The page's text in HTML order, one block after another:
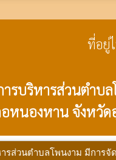
ารส่วนตำบลโพนงาม มีกา
ที่อยู่
ารบริหารส่วนตำบ
อหนองหาน จังหวัด
© 2025องค์การบริหารส่วนตำบ